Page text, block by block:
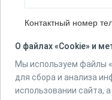
Контактный номер
Количество
О файлах «Cookie» и
Мы используем файлы
для сбора и анализа
использовании сайта,